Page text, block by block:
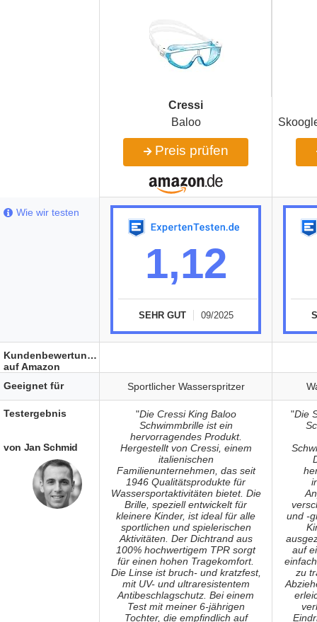
Cressi
Baloo
Preis prüfen
1,12
SEHR GUT 09/2025
Sportlicher Wasserspritzer
"Die Cressi King Baloo
Schwimmbrille ist ein
hervorragendes Produkt.
Hergestellt von Cressi, einem
italienischen
Familienunternehmen, das seit
1946 Qualitätsprodukte für
Wassersportaktivitäten bietet. Die
Brille, speziell entwickelt für
kleinere Kinder, ist ideal für alle
sportlichen und spielerischen
Aktivitäten. Der Dichtrand aus
100% hochwertigem TPR sorgt
für einen hohen Tragekomfort.
Die Linse ist bruch- und kratzfest,
mit UV- und ultraresistentem
Antibeschlagschutz. Bei einem
Test mit meiner 6-jährigen
Tochter, die empfindlich auf
"Die
und -
auf
zu
Wie wir testen
Kundenbewertungen
auf Amazon
Geeignet für
Testergebnis
von Jan Schmid